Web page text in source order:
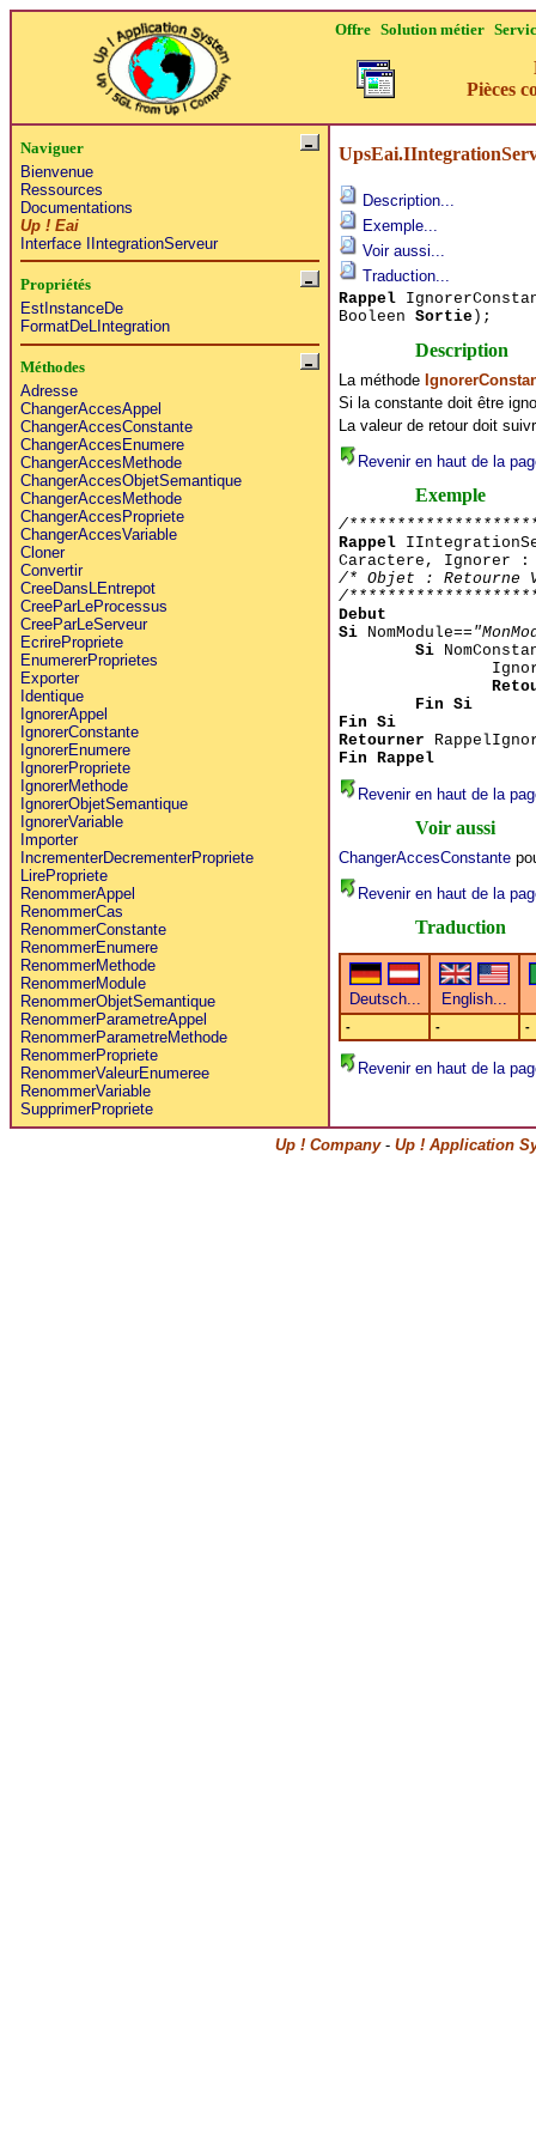
Offre Solution métier
Pièces
Naviguer
Bienvenue
Ressources
Documentations
Up ! Eai
Interface IIntegrationServeur
Propriétés
EstInstanceDe
FormatDeLIntegration
Méthodes
Adresse
ChangerAccesAppel
ChangerAccesConstante
ChangerAccesEnumere
ChangerAccesMethode
ChangerAccesObjetSemantique
ChangerAccesMethode
ChangerAccesPropriete
ChangerAccesVariable
Cloner
Convertir
CreeDansLEntrepot
CreeParLeProcessus
CreeParLeServeur
EcrirePropriete
EnumererProprietes
Exporter
Identique
IgnorerAppel
IgnorerConstante
IgnorerEnumere
IgnorerPropriete
IgnorerMethode
IgnorerObjetSemantique
IgnorerVariable
Importer
IncrementerDecrementerPropriete
LirePropriete
RenommerAppel
RenommerCas
RenommerConstante
RenommerEnumere
RenommerMethode
RenommerModule
RenommerObjetSemantique
RenommerParametreAppel
RenommerParametreMethode
RenommerPropriete
RenommerValeurEnumeree
RenommerVariable
SupprimerPropriete
Description...
Exemple...
Voir aussi...
Traduction...
Rappel
Booleen Sortie);
Description
La méthode
Si la constante doit être
La valeur de retour doit
Revenir en haut de la
Exemple
/
Rappel
Caractere, Ignorer :
/* Objet :
/
Debut
SiNomModule==
Si
Fin Si
Fin Si
Retourner
Fin Rappel
Revenir en haut de la
Voir aussi
ChangerAccesConstante
Revenir en haut de la
Traduction
- - -
Revenir en haut de la
Up ! Company- Up ! Application